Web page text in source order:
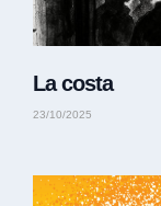
La costa
23/10/2025